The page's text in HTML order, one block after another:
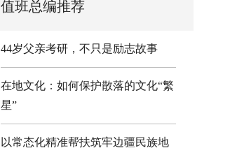
值班总编推荐
44岁父亲考研，不只是励志故事
在地文化：如何保护散落的文化“繁
星”
以常态化精准帮扶筑牢边疆民族地